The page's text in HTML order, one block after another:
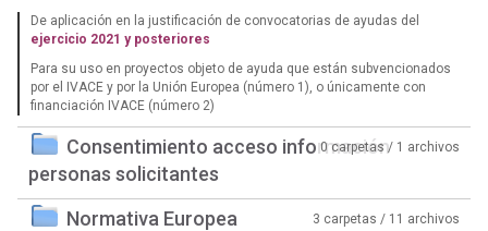
De aplicación en la justificación de convocatorias de ayudas del
ejercicio 2021 y posteriores
Para su uso en proyectos objeto de ayuda que están subvencionados
por el IVACE y por la Unión Europea (número 1), o únicamente con
financiación IVACE (número 2)
Consentimiento acceso información
personas solicitantes
0 carpetas / 1 archivos
Normativa Europea 3 carpetas / 11 archivos